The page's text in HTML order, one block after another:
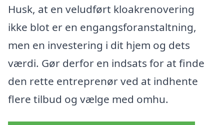
Husk, at en veludført kloakrenovering
ikke blot er en engangsforanstaltning,
men en investering i dit hjem og dets
værdi. Gør derfor en indsats for at finde
den rette entreprenør ved at indhente
flere tilbud og vælge med omhu.